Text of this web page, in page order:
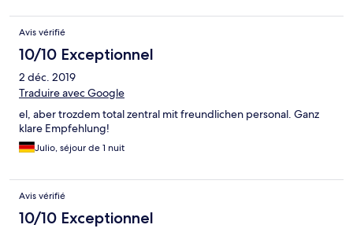
Avis vérifié
10/10 Exceptionnel
2 déc. 2019
Traduire avec Google
el, aber trozdem total zentral mit freundlichen personal. Ganz
klare Empfehlung!
Julio, séjour de 1 nuit
Avis vérifié
10/10 Exceptionnel